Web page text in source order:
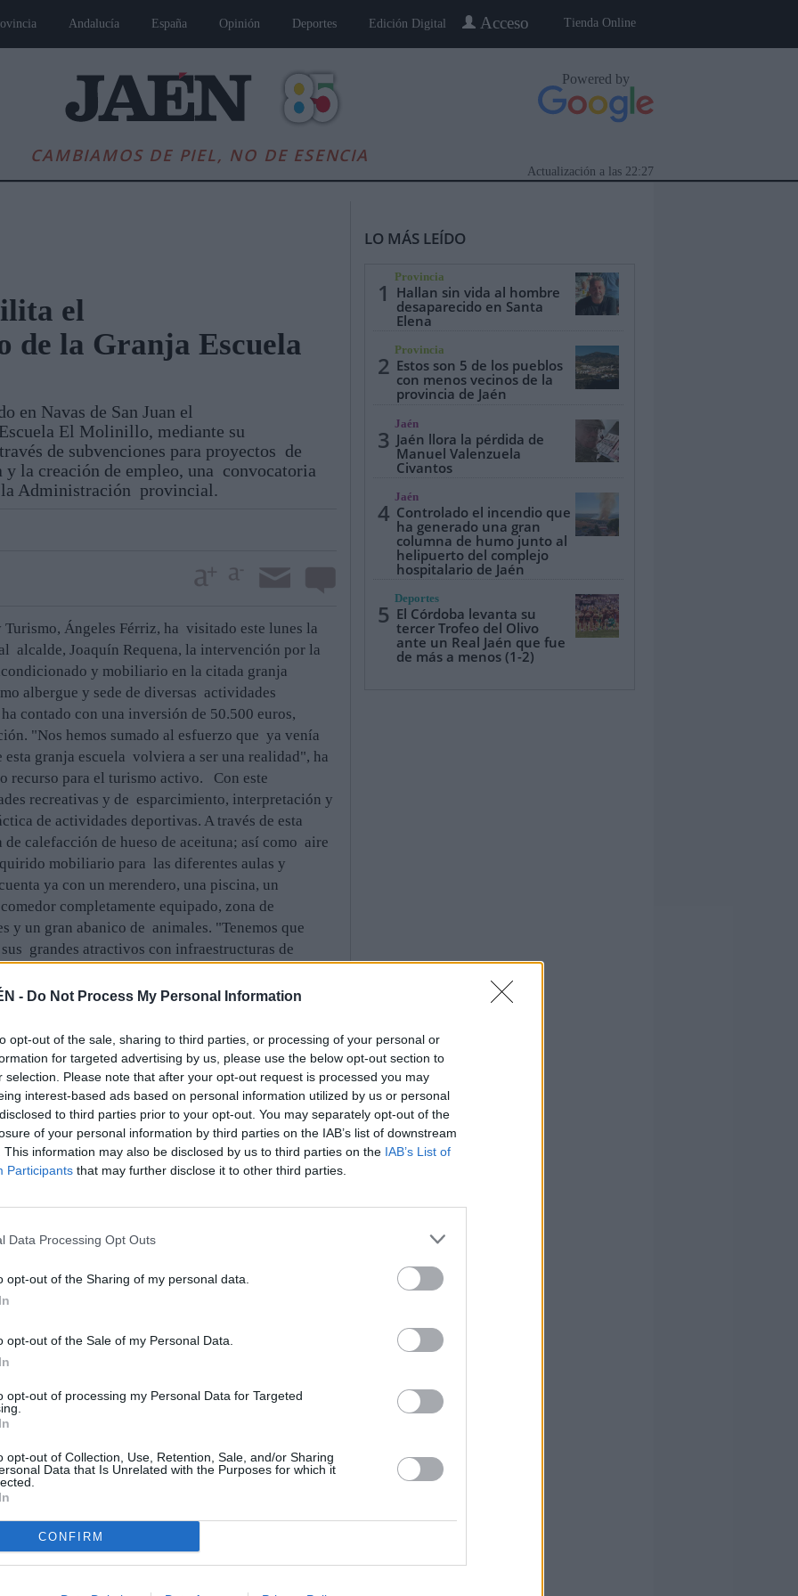
- Do Not Process My Personal Information
opt-out of the sale, sharing to third parties, or processing of your personal or
for targeted advertising by us, please use the below opt-out section to
selection. Please note that after your opt-out request is processed you may
interest-based ads based on personal information utilized by us or personal
to third parties prior to your opt-out. You may separately opt-out of the
of your personal information by third parties on the IAB’s list of downstream
This information may also be disclosed by us to third parties on the IAB’s List of
Participants that may further disclose it to other third parties.
Data Processing Opt Outs
opt-out of the Sharing of my personal data.
opt-out of the Sale of my Personal Data.
opt-out of processing my Personal Data for Targeted
opt-out of Collection, Use, Retention, Sale, and/or Sharing
Data that Is Unrelated with the Purposes for which it
CONFIRM
Tienda Online
Acceso
Andalucía España Opinión Deportes Edición Digital
CAMBIAMOS DE PIEL, NO DE ESENCIA
Powered by
22:27
Actualización a las
Andalucía Internacional Opinión Cultura Deportes Jaén, Pueblo a Pueblo Especiales
el
de la Granja Escuela
en Navas de San Juan el
El Molinillo, mediante su
de subvenciones para proyectos de
la creación de empleo, una convocatoria
la Administración provincial.
Ángeles Férriz, ha visitado este lunes la
alcalde, Joaquín Requena, la intervención por la
y mobiliario en la citada granja
albergue y sede de diversas actividades
contado con una inversión de 50.500 euros,
"Nos hemos sumado al esfuerzo que ya venía
granja escuela volviera a ser una realidad", ha
recurso para el turismo activo. Con este
recreativas y de esparcimiento, interpretación y
de actividades deportivas. A través de esta
calefacción de hueso de aceituna; así como aire
mobiliario para las diferentes aulas y
ya con un merendero, una piscina, un
completamente equipado, zona de
y un gran abanico de animales. "Tenemos que
grandes atractivos con infraestructuras de
permanezcan aquí cuanto más días mejor. Esta
un gran revulsivo para el turismo escolar", ha
la responsable de Empleo, Promoción y
de Rus, donde la reparación de la cubierta,
ha hecho posible la puesta en uso de la
un aula de formación. Entre los destinatarios de
señala como prioritarias las personas
Manuel Hueso, Férriz ha destacado esta
por la Diputación-- como "último empujón"
formación, "abierto completamente y en uso",
jóvenes sobre dinamización turística. La diputada
para esta provincia, un hecho frente al
ha puesto en marcha su Plan de
hasta la fecha con una inversión de más de
impulsado, entre otras propuestas, ayudas para la
para cooperativas, para la comercialización del
cuenten con instalaciones de fomento
visitadas este lunes.
LO MÁS LEÍDO
1
Provincia
Hallan sin vida al hombre
desaparecido en Santa
Elena
2
Provincia
Estos son 5 de los pueblos
con menos vecinos de la
provincia de Jaén
3
Jaén
Jaén llora la pérdida de
Manuel Valenzuela
Civantos
4
Jaén
Controlado el incendio que
ha generado una gran
columna de humo junto al
helipuerto del complejo
hospitalario de Jaén
5
Deportes
El Córdoba levanta su
tercer Trofeo del Olivo
ante un Real Jaén que fue
de más a menos (1-2)